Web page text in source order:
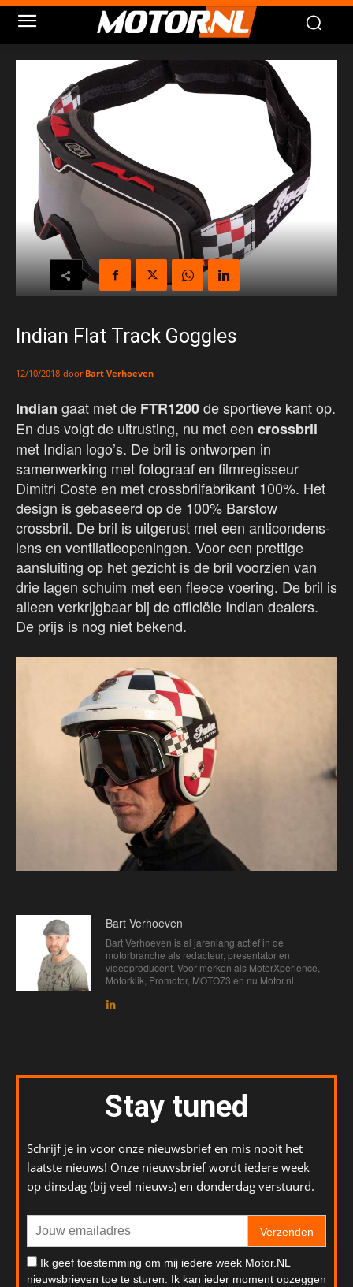
Indian Flat Track Goggles
12/10/2018 door Bart Verhoeven
Indian gaat met de FTR1200de sportieve kant op.
En dus volgt de uitrusting, nu met een crossbril
met Indian logo’s. De bril is ontworpen in
samenwerking met fotograaf en filmregisseur
Dimitri Coste en met crossbrilfabrikant 100%. Het
design is gebaseerd op de 100% Barstow
crossbril. De bril is uitgerust met een anticondens-
lens en ventilatieopeningen. Voor een prettige
aansluiting op het gezicht is de bril voorzien van
drie lagen schuim met een fleece voering. De bril is
alleen verkrijgbaar bij de officiële Indian dealers.
De prijs is nog niet bekend.
Bart Verhoeven
Bart Verhoeven is al jarenlang actief in de
motorbranche als redacteur, presentator en
videoproducent. Voor merken als MotorXperience,
Motorklik, Promotor, MOTO73 en nu Motor.nl.
Stay tuned
Schrijf je in voor onze nieuwsbrief en mis nooit het
laatste nieuws! Onze nieuwsbrief wordt iedere week
op dinsdag (bij veel nieuws) en donderdag verstuurd.
Verzenden
Ik geef toestemming om mij iedere week Motor.NL
nieuwsbrieven toe te sturen. Ik kan ieder moment opzeggen